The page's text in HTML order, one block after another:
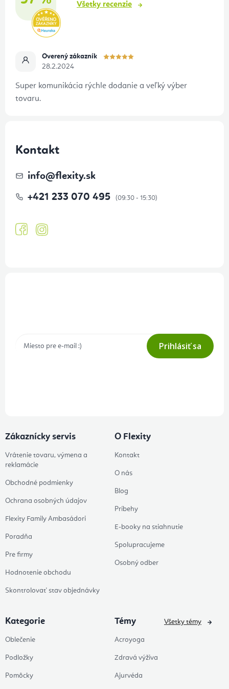
i
u
Všetky recenzie
Overený zákazník
28.2.2024
Super komunikácia rýchle dodanie a veľký výber
tovaru.
Kontakt
info@flexity.sk
+421 233 070 495
Prihlásiť sa
Zákaznícky servis
Vrátenie tovaru, výmena a
reklamácie
Obchodné podmienky
Ochrana osobných údajov
Flexity Family Ambasádori
Poradňa
Pre firmy
Hodnotenie obchodu
Skontrolovať stav objednávky
O Flexity
Kontakt
O nás
Blog
Príbehy
E-booky na stiahnutie
Spolupracujeme
Osobný odber
Kategorie
Oblečenie
Podložky
Pomôcky
Témy
Acroyoga
Zdravá výživa
Ajurvéda
Všetky témy